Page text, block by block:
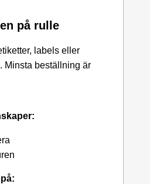
på rulle
labels eller
Minsta beställning är